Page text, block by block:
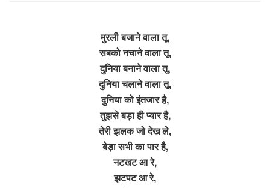
मुरली बजाने वाला तू,
सबको नचाने वाला तू,
दुनिया बनाने वाला तू,
दुनिया चलाने वाला तू,
दुनिया को इंतजार है,
तुझसे बड़ा ही प्यार है,
तेरी झलक जो देख ले,
बेड़ा सभी का पार है,
नटखट आ रे,
झटपट आ रे,